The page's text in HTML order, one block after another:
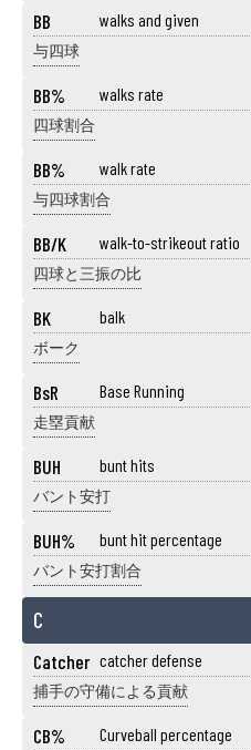
BB walks and given
与四球
BB% walks rate
四球割合
BB% walk rate
与四球割合
BB/K walk-to-strikeout ratio
四球と三振の比
BK balk
ボーク
BsR Base Running
走塁貢献
BUH bunt hits
バント安打
BUH% bunt hit percentage
バント安打割合
C
Catcher catcher defense
捕手の守備による貢献
CB% Curveball percentage